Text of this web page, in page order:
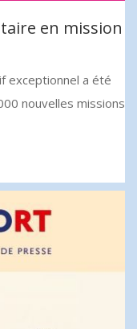
en mission
exceptionnel a été
nouvelles missions